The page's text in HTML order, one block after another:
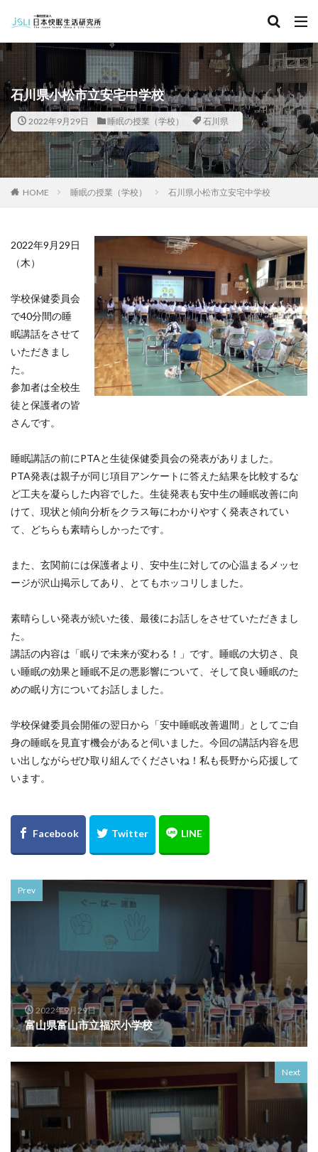
石川県小松市立安宅中学校
2022年9月29日 睡眠の授業（学校） 石川県
HOME 睡眠の授業（学校） 石川県小松市立安宅中学校
2022年9月29日
（木）
学校保健委員会
で40分間の睡
眠講話をさせて
いただきまし
た。
参加者は全校生
徒と保護者の皆
さんです。
睡眠講話の前にPTAと生徒保健委員会の発表がありました。
PTA発表は親子が同じ項目アンケートに答えた結果を比較するな
ど工夫を凝らした内容でした。生徒発表も安中生の睡眠改善に向
けて、現状と傾向分析をクラス毎にわかりやすく発表されてい
て、どちらも素晴らしかったです。
また、玄関前には保護者より、安中生に対しての心温まるメッセ
ージが沢山掲示してあり、とてもホッコリしました。
素晴らしい発表が続いた後、最後にお話しをさせていただきまし
た。
講話の内容は「眠りで未来が変わる！」です。睡眠の大切さ、良
い睡眠の効果と睡眠不足の悪影響について、そして良い睡眠のた
めの眠り方についてお話しました。
学校保健委員会開催の翌日から「安中睡眠改善週間」としてご自
身の睡眠を見直す機会があると伺いました。今回の講話内容を思
い出しながらぜひ取り組んでくださいね！私も長野から応援して
います。
Prev
2022年9月29日
富山県富山市立福沢小学校
Next
カテゴリー
タグ
北海道 青森県 秋田県 茨城県
埼玉県
千葉県
東京都 富山県 石川県
福井県
長野県
滋賀県 京都府 島根県
山口県
検索